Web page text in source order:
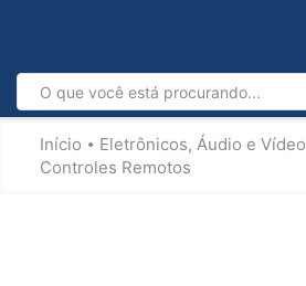
Início • Eletrônicos, Áudio e Vídeo
Controles Remotos